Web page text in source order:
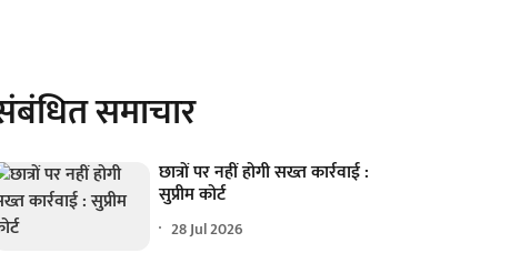
समाचार
छात्रों पर नहीं होगी सख्त कार्रवाई :
सुप्रीम कोर्ट
28 Jul 2026